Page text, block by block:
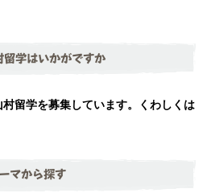
留学はいかがですか
留学を募集しています。くわしくは
マから探す